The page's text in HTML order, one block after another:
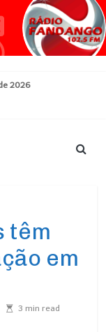
2026
têm
em
3 min read